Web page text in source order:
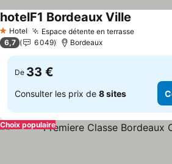
1 Étoiles
Hotel Espace détente en terrasse
hotelF1 Bordeaux Ville
6,7 6 049 Bordeaux
De 33 €
Consulter les prix de 8 sites
Choix populaire